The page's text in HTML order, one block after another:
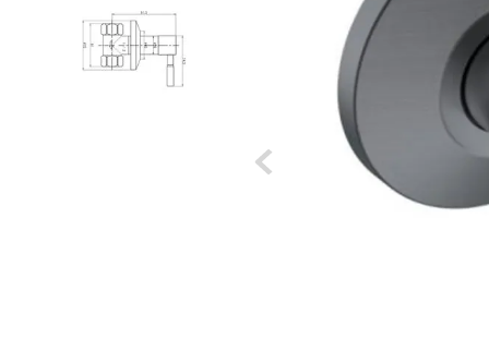
8. receptaculo
9. spc